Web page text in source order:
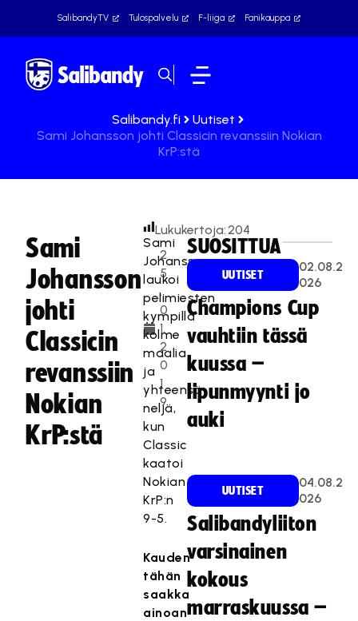
SalibandyTV Tulospalvelu F-liiga Fanikauppa
Salibandy.fi
Uutiset
Sami Johansson johti Classicin revanssiin Nokian
KrP:stä
Sami
Johansson
johti
Classicin
revanssiin
Nokian
KrP:stä
2
5
.
0
1.
2
0
1
9
Lukukertoja:204
Sami
Johansson
laukoi
pelimiesten
kympillä
kolme
maalia
ja
yhteensä
neljä,
kun
Classic
kaatoi
Nokian
KrP:n
9-5.
Kauden
tähän
saakka
ainoan
SUOSITTUA
UUTISET
02.08.2
026
Champions Cup
vauhtiin tässä
kuussa –
lipunmyynti jo
auki
UUTISET
04.08.2
026
Salibandyliiton
varsinainen
kokous
marraskuussa –